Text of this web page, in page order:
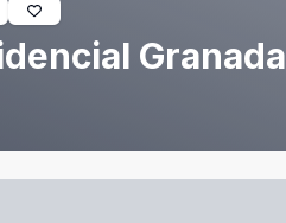
Granada